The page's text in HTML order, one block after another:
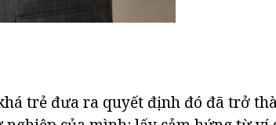
trẻ đưa ra quyết định đó đã trở